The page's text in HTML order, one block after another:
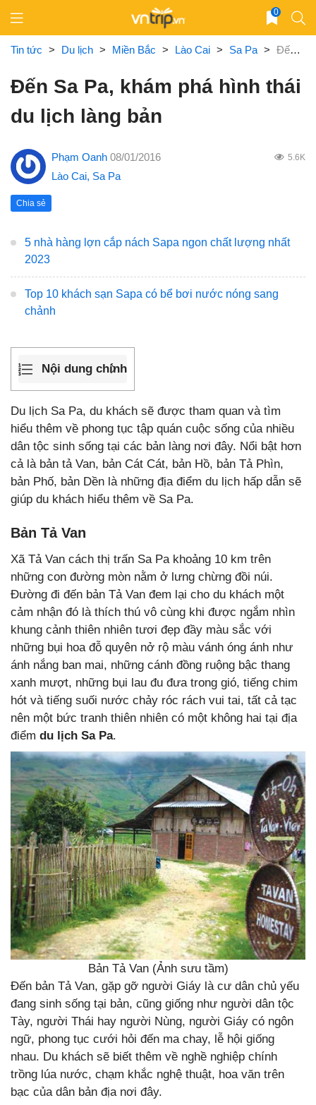
content
0
Tin tức > Du lịch > Miền Bắc > Lào Cai > Sa Pa > Đến Sa Pa, khám phá hình thái du lịch làng bản
Đến Sa Pa, khám phá hình thái
du lịch làng bản
Phạm Oanh 08/01/2016 5.6K
Lào Cai, Sa Pa
Chia sẻ
5 nhà hàng lợn cắp nách Sapa ngon chất lượng nhất
2023
Top 10 khách sạn Sapa có bể bơi nước nóng sang
chảnh
Nội dung chính
Du lịch Sa Pa, du khách sẽ được tham quan và tìm
hiểu thêm về phong tục tập quán cuộc sống của nhiều
dân tộc sinh sống tại các bản làng nơi đây. Nổi bật hơn
cả là bản tả Van, bản Cát Cát, bản Hồ, bản Tả Phìn,
bản Phố, bản Dền là những địa điểm du lịch hấp dẫn sẽ
giúp du khách hiểu thêm về Sa Pa.
Bản Tả Van
Xã Tả Van cách thị trấn Sa Pa khoảng 10 km trên
những con đường mòn nằm ở lưng chừng đồi núi.
Đường đi đến bản Tả Van đem lại cho du khách một
cảm nhận đó là thích thú vô cùng khi được ngắm nhìn
khung cảnh thiên nhiên tươi đẹp đầy màu sắc với
những bụi hoa đỗ quyên nở rộ màu vánh óng ánh như
ánh nắng ban mai, những cánh đồng ruộng bậc thang
xanh mượt, những bụi lau đu đưa trong gió, tiếng chim
hót và tiếng suối nước chảy róc rách vui tai, tất cả tạc
nên một bức tranh thiên nhiên có một không hai tại địa
điểm du lịch Sa Pa.
Bản Tả Van (Ảnh sưu tầm)
Đến bản Tả Van, gặp gỡ người Giáy là cư dân chủ yếu
đang sinh sống tại bản, cũng giống như người dân tộc
Tày, người Thái hay người Nùng, người Giáy có ngôn
ngữ, phong tục cưới hỏi đến ma chay, lễ hội giống
nhau. Du khách sẽ biết thêm về nghề nghiệp chính
trồng lúa nước, chạm khắc nghệ thuật, hoa văn trên
bạc của dân bản địa nơi đây.